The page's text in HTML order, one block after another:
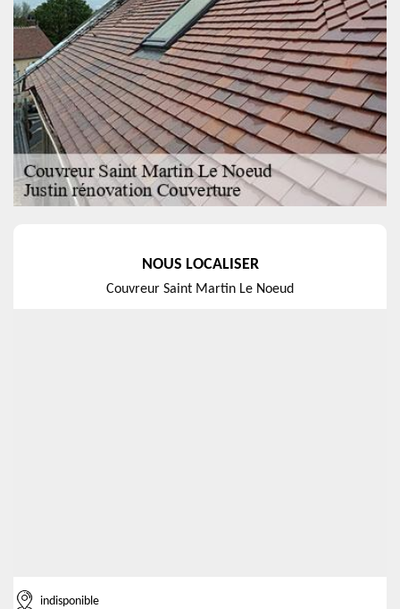
NOUS LOCALISER
Couvreur Saint Martin Le Noeud
indisponible